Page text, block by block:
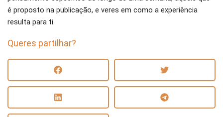
é proposto na publicação, e veres em como a experiência
resulta para ti.
Queres partilhar?